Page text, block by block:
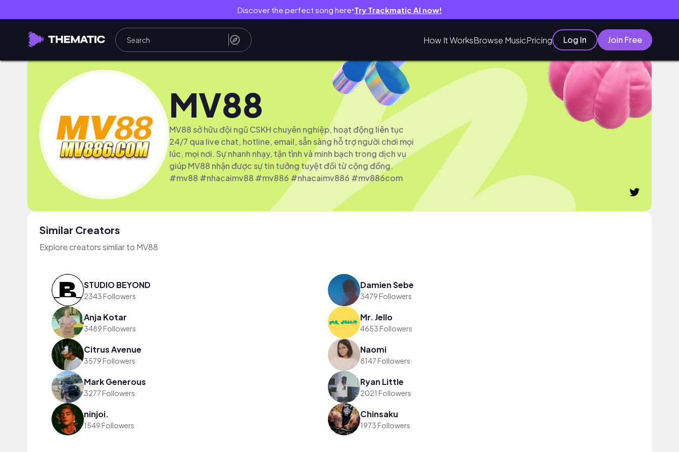
Discover the perfect song here● Try Trackmatic AI now!
How It WorksBrowse MusicPricing Log In Join Free
MV88
MV88 sở hữu đội ngũ CSKH chuyên nghiệp, hoạt động liên tục
24/7 qua live chat, hotline, email, sẵn sàng hỗ trợ người chơi mọi
lúc, mọi nơi. Sự nhanh nhạy, tận tình và minh bạch trong dịch vụ
giúp MV88 nhận được sự tin tưởng tuyệt đối từ cộng đồng.
#mv88 #nhacaimv88 #mv886 #nhacaimv886 #mv886com
Similar Creators
Explore creators similar to MV88
STUDIO BEYOND
2343 Followers
Damien Sebe
3479 Followers
Anja Kotar
3489 Followers
Mr. Jello
4653 Followers
Citrus Avenue
3579 Followers
Naomi
8147 Followers
Mark Generous
3277 Followers
Ryan Little
2021 Followers
ninjoi.
1549 Followers
Chinsaku
1973 Followers